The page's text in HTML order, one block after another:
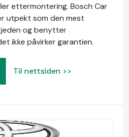
ettermontering. Bosch Car
utpekt som den mest
og benytter
ikke påvirker garantien.
Til nettsiden >>